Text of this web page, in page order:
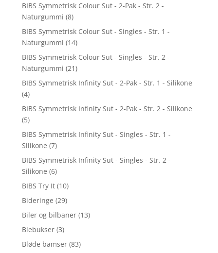
BIBS Symmetrisk Colour Sut - 2-Pak - Str. 2 -
Naturgummi (8)
BIBS Symmetrisk Colour Sut - Singles - Str. 1 -
Naturgummi (14)
BIBS Symmetrisk Colour Sut - Singles - Str. 2 -
Naturgummi (21)
BIBS Symmetrisk Infinity Sut - 2-Pak - Str. 1 - Silikone
(4)
BIBS Symmetrisk Infinity Sut - 2-Pak - Str. 2 - Silikone
(5)
BIBS Symmetrisk Infinity Sut - Singles - Str. 1 -
Silikone (7)
BIBS Symmetrisk Infinity Sut - Singles - Str. 2 -
Silikone (6)
BIBS Try It (10)
Bideringe (29)
Biler og bilbaner (13)
Blebukser (3)
Bløde bamser (83)